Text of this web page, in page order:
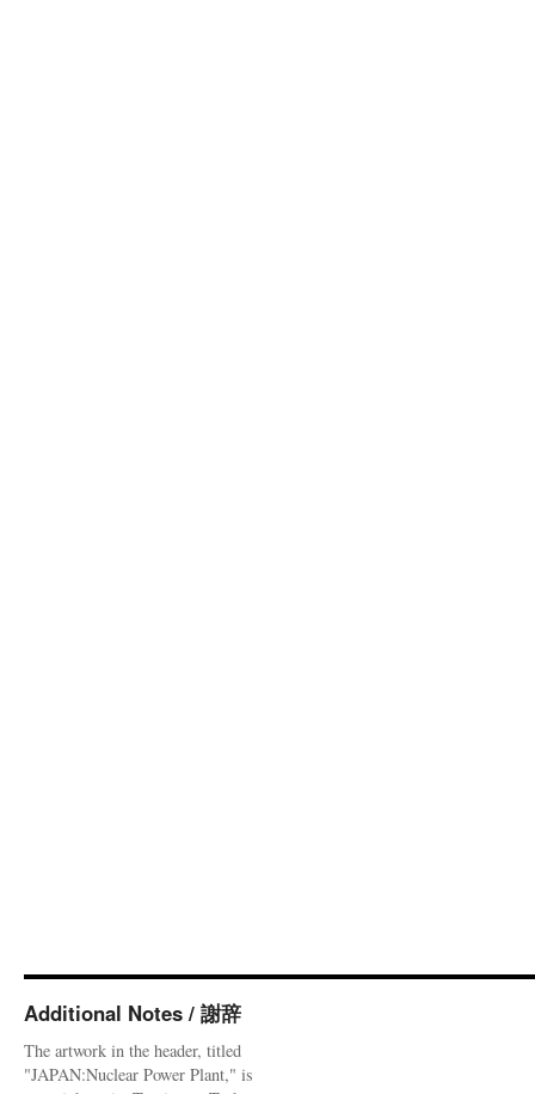
Additional Notes / 謝辞
The artwork in the header, titled
"JAPAN:Nuclear Power Plant," is